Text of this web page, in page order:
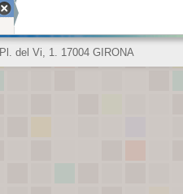
Pl. del Vi, 1. 17004 GIRONA